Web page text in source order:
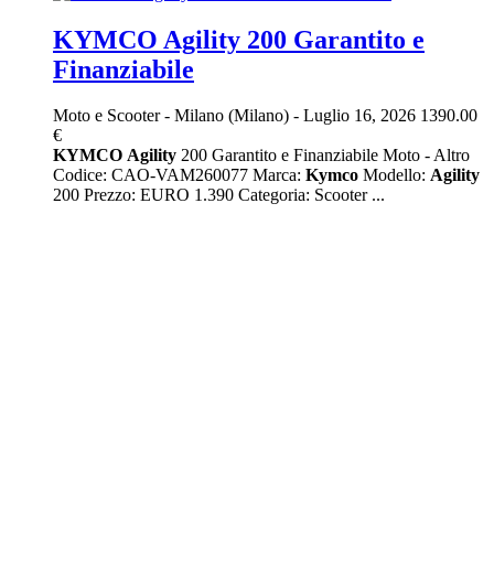
KYMCO Agility 200 Garantito e
Finanziabile
Moto e Scooter- Milano (Milano) - Luglio 16, 2026 1390.00
€
KYMCO Agility 200 Garantito e Finanziabile Moto - Altro
Codice: CAO-VAM260077 Marca: Kymco Modello: Agility
200 Prezzo: EURO 1.390 Categoria: Scooter ...